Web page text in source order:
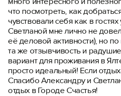
что посмотреть, как
чувствовали себя как в
Светланой мне лично не
её деловой активности), но
та же отзывчивость и
вариант для проживания в
просто идеальный! Если
Спасибо Александру и
отдых в Городе Счастья!